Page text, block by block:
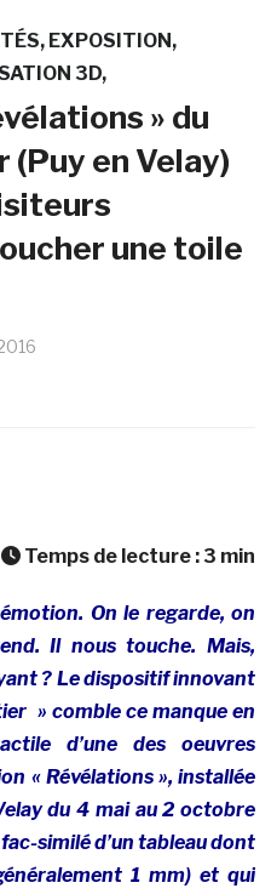
EXPOSITION
3D
» du
en Velay)
une toile
Temps de lecture : 3 min
On le regarde, on
Il nous touche. Mais,
? Le dispositif innovant
» comble ce manque en
d’une des oeuvres
« Révélations », installée
du 4 mai au 2 octobre
similé d’un tableau dont
1 mm) et qui